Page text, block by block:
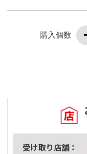
購入個数
受け取り店舗：